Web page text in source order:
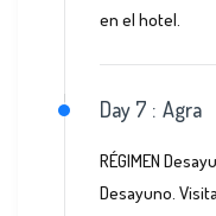
en el hotel.
Day 7 : Agra
RÉGIMEN
Desayuno.